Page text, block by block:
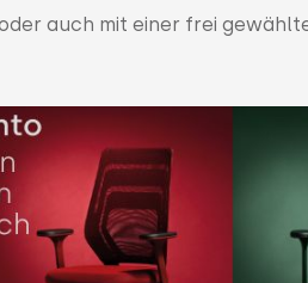
auch mit einer frei